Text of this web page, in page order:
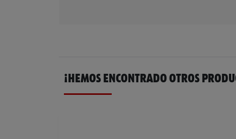
¡HEMOS ENCONTRADO OTROS